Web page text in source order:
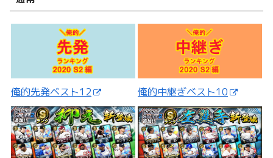
俺的先発ベスト12 俺的中継ぎベスト10